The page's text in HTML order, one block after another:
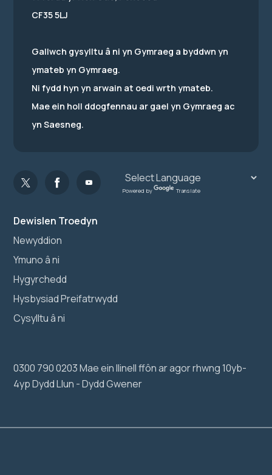
Dewislen Troedyn
Newyddion
Ymuno â ni
Hygyrchedd
Hysbysiad Preifatrwydd
Cysylltu â ni
0300 790 0203 Mae ein llinell ffôn ar agor rhwng 10yb-
4yp Dydd Llun - Dydd Gwener
CF35 5LJ
Gallwch gysylltu â ni yn Gymraeg a byddwn yn
ymateb yn Gymraeg.
Ni fydd hyn yn arwain at oedi wrth ymateb.
Mae ein holl ddogfennau ar gael yn Gymraeg ac
yn Saesneg.
Powered by Translate